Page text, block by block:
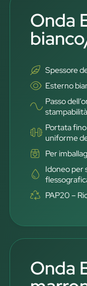
Onda
Spessore
Esterno
Passo
stampabilità
Portata
uniforme
Per
Idoneo per
PAP20 –
Onda